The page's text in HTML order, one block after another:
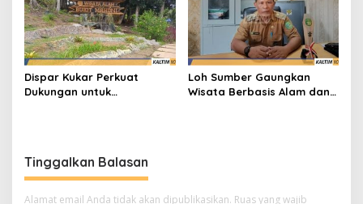
Dispar Kukar Perkuat
Dukungan untuk
Loh Sumber Gaungkan
Wisata Berbasis Alam dan
Tinggalkan Balasan
Alamat email Anda tidak akan dipublikasikan. Ruas yang wajib